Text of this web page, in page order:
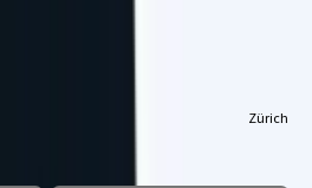
Zürich